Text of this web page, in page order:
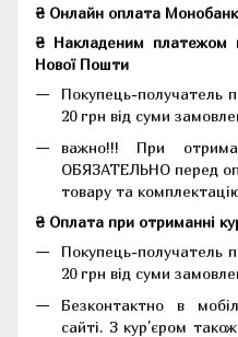
₴ Онлайн оплата
₴ Накладеним платежом
Нової Пошти
Покупець-получатель
20 грн від суми
важно!!! При
ОБЯЗАТЕЛЬНО перед
товару та
₴ Оплата при отриманні
Покупець-получатель
20 грн від суми
Безконтактно в
сайті. З кур'єром